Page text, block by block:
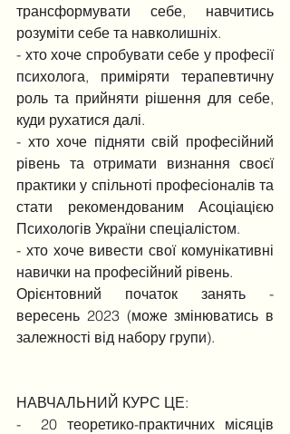
трансформувати себе, навчитись
розуміти себе та навколишніх.
- хто хоче спробувати себе у професії
психолога, приміряти терапевтичну
роль та прийняти рішення для себе,
куди рухатися далі.
- хто хоче підняти свій професійний
рівень та отримати визнання своєї
практики у спільноті професіоналів та
стати рекомендованим Асоціацією
Психологів України спеціалістом.
- хто хоче вивести свої комунікативні
навички на професійний рівень.
Орієнтовний початок занять -
вересень 2023 (може змінюватись в
залежності від набору групи).
НАВЧАЛЬНИЙ КУРС ЦЕ:
-  20 теоретико-практичних місяців